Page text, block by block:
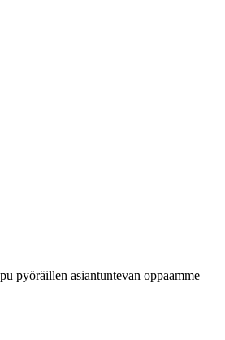
pyöräillen asiantuntevan oppaamme